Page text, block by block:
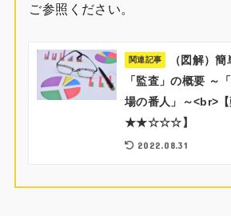
ご参照ください。
関連記事
（図解）
「監査」の概要 ～
場の番人」～<br>
★★☆☆☆】
2022.08.31